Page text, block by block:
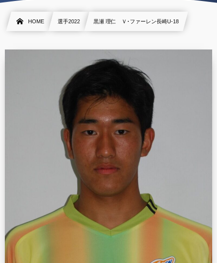
HOME 選手2022 黒瀬 理仁 Ｖ･ファーレン長崎U-18